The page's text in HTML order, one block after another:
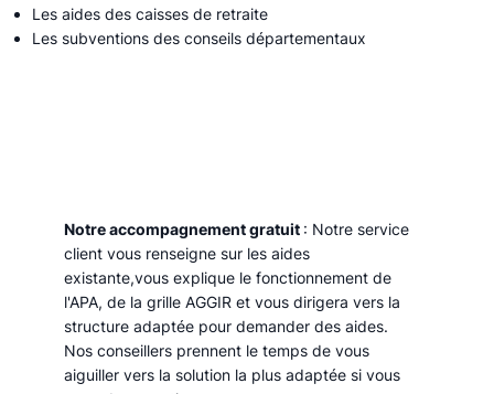
Les aides des caisses de retraite
Les subventions des conseils départementaux
Notre accompagnement gratuit : Notre service
client vous renseigne sur les aides
existante,vous explique le fonctionnement de
l'APA, de la grille AGGIR et vous dirigera vers la
structure adaptée pour demander des aides.
Nos conseillers prennent le temps de vous
aiguiller vers la solution la plus adaptée si vous